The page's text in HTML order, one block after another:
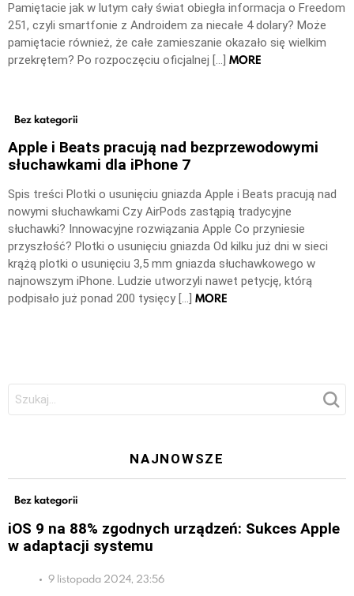
Pamiętacie jak w lutym cały świat obiegła informacja o Freedom
251, czyli smartfonie z Androidem za niecałe 4 dolary? Może
pamiętacie również, że całe zamieszanie okazało się wielkim
przekrętem? Po rozpoczęciu oficjalnej […] MORE
Bez kategorii
Apple i Beats pracują nad bezprzewodowymi
słuchawkami dla iPhone 7
Spis treści Plotki o usunięciu gniazda Apple i Beats pracują nad
nowymi słuchawkami Czy AirPods zastąpią tradycyjne
słuchawki? Innowacyjne rozwiązania Apple Co przyniesie
przyszłość? Plotki o usunięciu gniazda Od kilku już dni w sieci
krążą plotki o usunięciu 3,5 mm gniazda słuchawkowego w
najnowszym iPhone. Ludzie utworzyli nawet petycję, którą
podpisało już ponad 200 tysięcy […] MORE
NAJNOWSZE
Bez kategorii
iOS 9 na 88% zgodnych urządzeń: Sukces Apple
w adaptacji systemu
9 listopada 2024, 23:56